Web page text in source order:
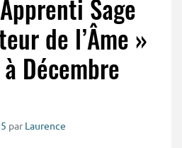
Sage
de l’Âme »
Décembre
par Laurence